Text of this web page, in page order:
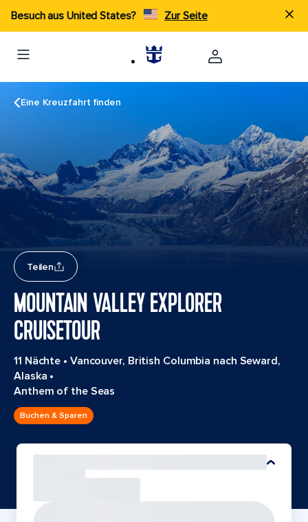
Besuch aus United States? Zur Seite
Eine Kreuzfahrt finden
Teilen
MOUNTAIN VALLEY EXPLORER
CRUISETOUR
11 Nächte • Vancouver, British Columbia nach Seward,
Alaska •
Anthem of the Seas
Buchen & Sparen